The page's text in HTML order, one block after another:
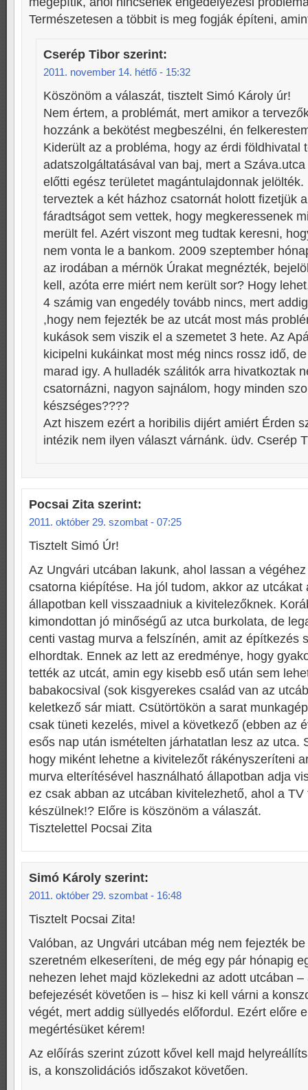
Természetesen a többit is meg fogják építeni,
Cserép Tibor szerint:
2011. november 14. hétfő - 15:32
Köszönöm a válaszát, tisztelt Simó Károly úr!
Nem értem, a problémát, mert amikor a
hozzánk a bekötést megbeszélni, én
Kiderült az a probléma, hogy az érdi földhivatal
adatszolgáltatásával van baj, mert a
előtti egész területet magántulajdonnak jelölték.
terveztek a két házhoz csatornát holott fizetjük
fáradtságot sem vettek, hogy megkeressenek
merült fel. Azért viszont meg tudtak keresni,
nem vonta le a bankom. 2009 szeptember
az irodában a mérnök Úrakat megnézték,
kell, azóta erre miért nem került sor? Hogy
4 számig van engedély tovább nincs, mert
,hogy nem fejezték be az utcát most más
kukások sem viszik el a szemetet 3 hete. Az
kicipelni kukáinkat most még nincs rossz idő,
marad igy. A hulladék szálitók arra hivatkoztak
csatornázni, nagyon sajnálom, hogy minden
készséges????
Azt hiszem ezért a horibilis dijért amiért Érden
intézik nem ilyen választ várnánk. üdv. Cserép
Pocsai Zita szerint:
2011. október 29. szombat - 07:25
Tisztelt Simó Úr!
Az Ungvári utcában lakunk, ahol lassan a
csatorna kiépítése. Ha jól tudom, akkor az utcákat
állapotban kell visszaadniuk a kivitelezőknek.
kimondottan jó minőségű az utca burkolata, de
centi vastag murva a felszínén, amit az építkezés
elhordtak. Ennek az lett az eredménye, hogy
tették az utcát, amin egy kisebb eső után sem
babakocsival (sok kisgyerekes család van az
keletkező sár miatt. Csütörtökön a sarat
csak tüneti kezelés, mivel a következő (ebben az
esős nap után ismételten járhatatlan lesz az utca.
hogy miként lehetne a kivitelezőt rákényszeríteni
murva elterítésével használható állapotban adja
ez csak abban az utcában kivitelezhető, ahol a TV
készülnek!? Előre is köszönöm a válaszát.
Tisztelettel Pocsai Zita
Simó Károly szerint:
2011. október 29. szombat - 16:48
Tisztelt Pocsai Zita!
Valóban, az Ungvári utcában még nem fejezték
szeretném elkeseríteni, de még egy pár hónapig
nehezen lehet majd közlekedni az adott utcában –
befejezését követően is – hisz ki kell várni a
végét, mert addig süllyedés előfordul. Ezért előre
megértésüket kérem!
Az előírás szerint zúzott kővel kell majd
is, a konszolidációs időszakot követően.